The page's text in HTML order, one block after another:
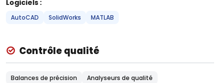
Logiciels :
AutoCAD SolidWorks MATLAB
Contrôle qualité
Balances de précision
Analyseurs de qualité